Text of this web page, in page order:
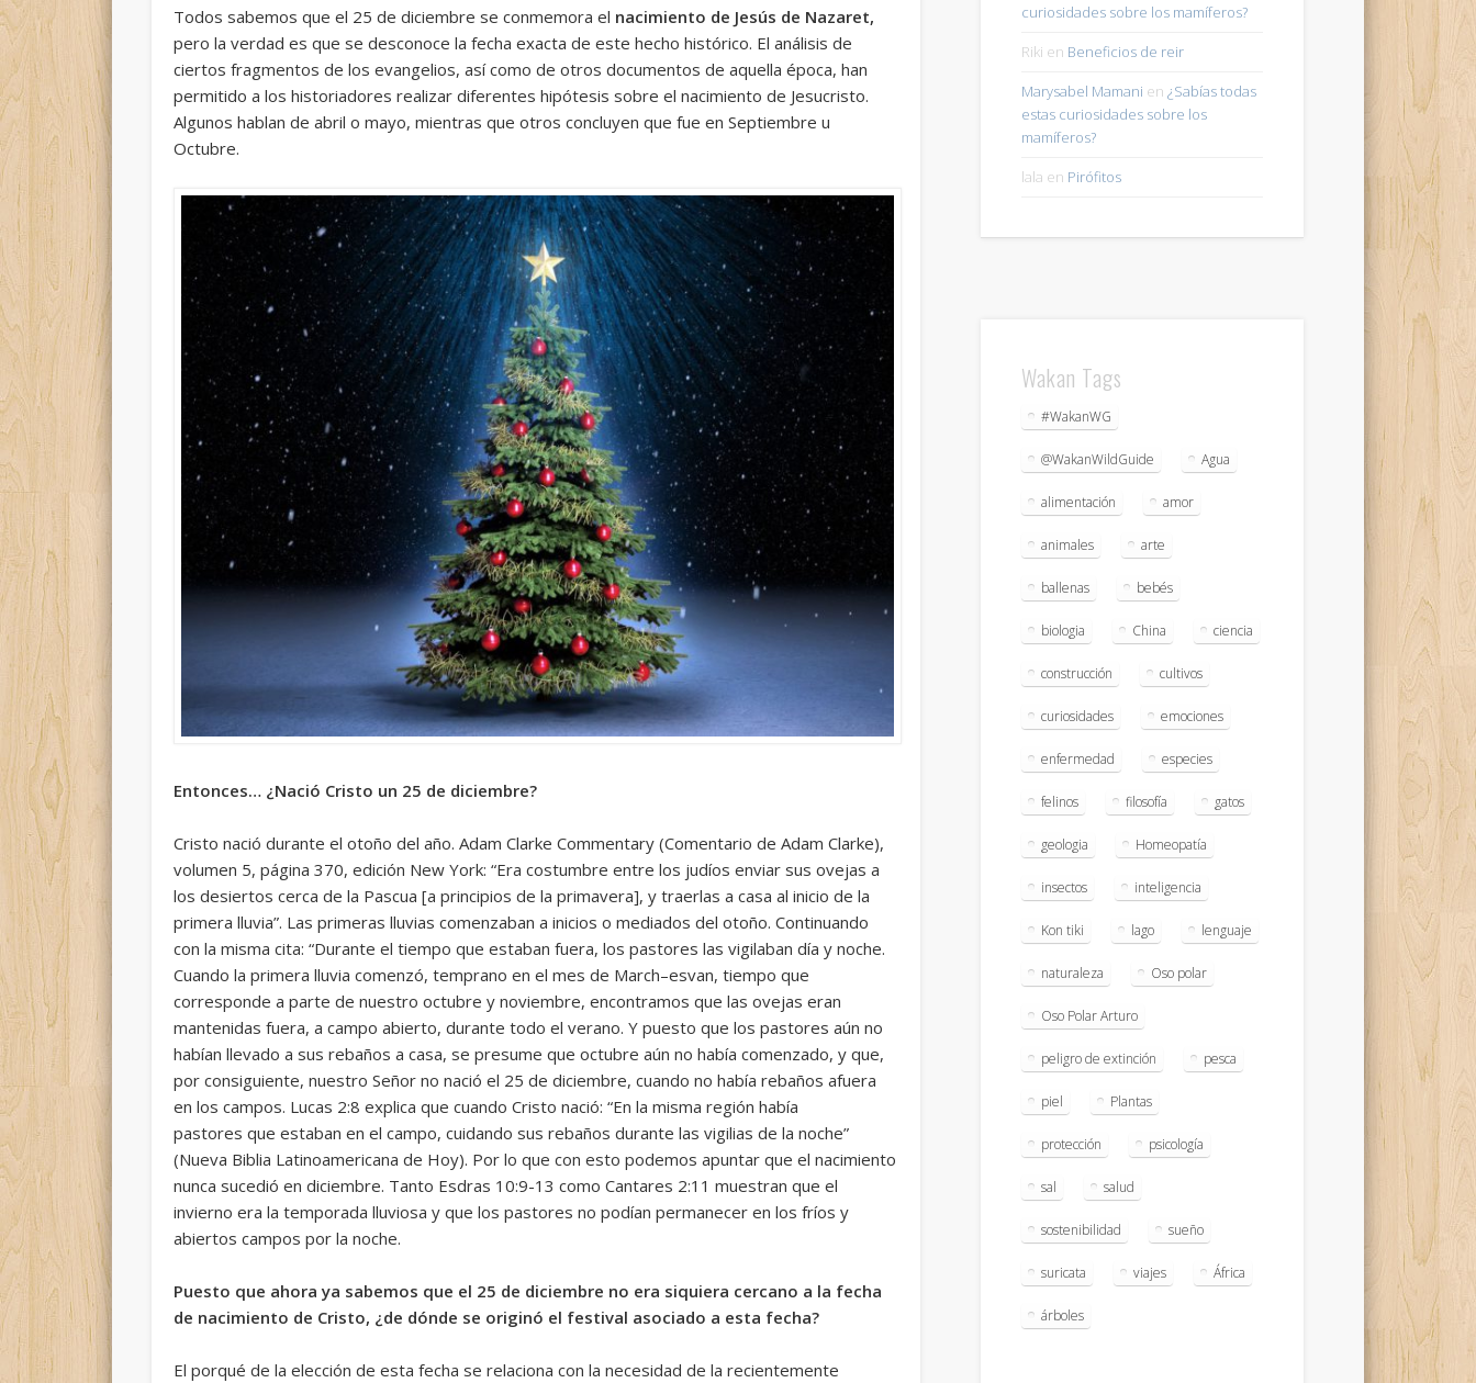
Todos sabemos que el 25 de diciembre se conmemora el nacimiento de Jesús de Nazaret,
pero la verdad es que se desconoce la fecha exacta de este hecho histórico. El análisis de
ciertos fragmentos de los evangelios, así como de otros documentos de aquella época, han
permitido a los historiadores realizar diferentes hipótesis sobre el nacimiento de Jesucristo.
Algunos hablan de abril o mayo, mientras que otros concluyen que fue en Septiembre u
Octubre.
Entonces… ¿Nació Cristo un 25 de diciembre?
Cristo nació durante el otoño del año.Adam Clarke Commentary (Comentario de Adam Clarke),
volumen 5, página 370, edición New York: “Era costumbre entre los judíos enviar sus ovejas a
los desiertos cerca de la Pascua [a principios de la primavera], y traerlas a casa al inicio de la
primera lluvia”. Las primeras lluvias comenzaban a inicios o mediados del otoño. Continuando
con la misma cita: “Durante el tiempo que estaban fuera, los pastores las vigilaban día y noche.
Cuando laprimera lluvia comenzó, temprano en el mes de March–esvan, tiempo que
corresponde a parte de nuestrooctubre ynoviembre, encontramos que las ovejas eran
mantenidas fuera, a campo abierto, durante todo elverano. Y puesto que los pastores aún no
habían llevado a sus rebaños a casa, se presume que octubre aún no había comenzado, y que,
por consiguiente, nuestro Señor no nació el 25 de diciembre, cuando no había rebaños afuera
en los campos. Lucas 2:8 explica que cuando Cristo nació: “En la misma región había
pastores que estaban en el campo, cuidando sus rebaños durante las vigilias de la noche”
(Nueva Biblia Latinoamericana de Hoy). Por lo que con esto podemos apuntar que el nacimiento
nunca sucedió en diciembre. Tanto Esdras 10:9-13 como Cantares 2:11 muestran que el
invierno era la temporada lluviosa y que los pastores no podían permanecer en los fríos y
abiertos campos por la noche.
Puesto que ahora ya sabemos que el 25 de diciembre no era siquiera cercano a la fecha
de nacimiento de Cristo, ¿de dónde se originó el festival asociado a esta fecha?
El porqué de la elección de esta fecha se relaciona con la necesidad de la recientemente
curiosidades sobre los mamíferos?
Riki en Beneficios de reir
Marysabel Mamani en ¿Sabías todas
estas curiosidades sobre los
mamíferos?
lala en Pirófitos
Wakan Tags
#WakanWG
@WakanWildGuide Agua
alimentación amor
animales arte
ballenas bebés
biologia China ciencia
construcción cultivos
curiosidades emociones
enfermedad especies
felinos filosofía gatos
geologia Homeopatía
insectos inteligencia
Kon tiki lago lenguaje
naturaleza Oso polar
Oso Polar Arturo
peligro de extinción pesca
piel Plantas
protección psicología
sal salud
sostenibilidad sueño
suricata viajes África
árboles